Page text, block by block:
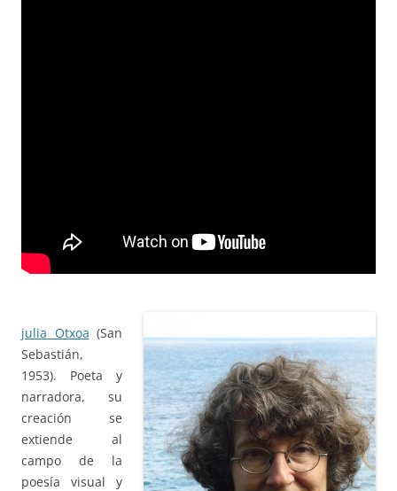
julia Otxoa (San
Sebastián,
1953). Poeta y
narradora, su
creación se
extiende al
campo de la
poesía visual y